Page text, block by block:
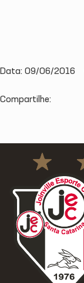
Data: 09/06/2016
Compartilhe: